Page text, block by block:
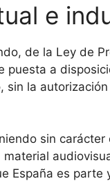
e
de la Ley de
a
la
sin
España es